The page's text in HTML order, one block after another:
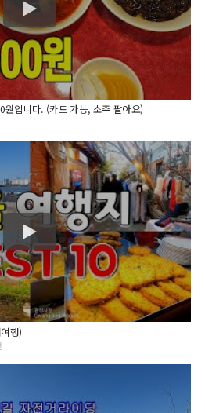
입니다. (카드 가능, 소주 팔아요)
행)